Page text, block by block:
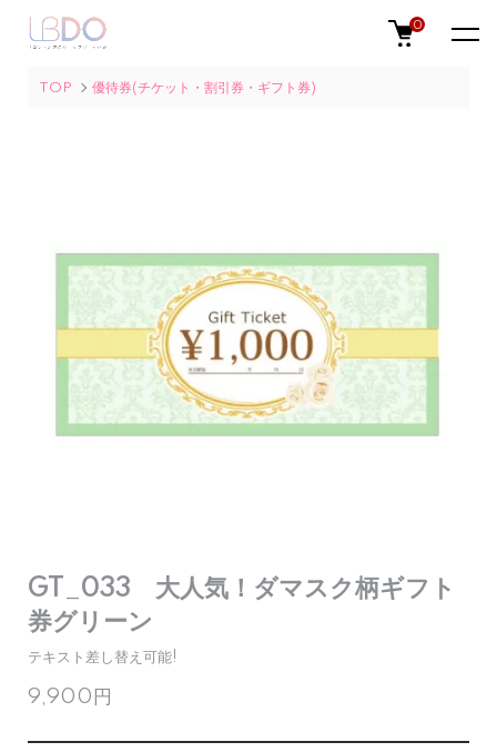
0
TOP 優待券(チケット・割引券・ギフト券)
GT_033 大人気！ダマスク柄ギフト
券グリーン
テキスト差し替え可能!
9,900円